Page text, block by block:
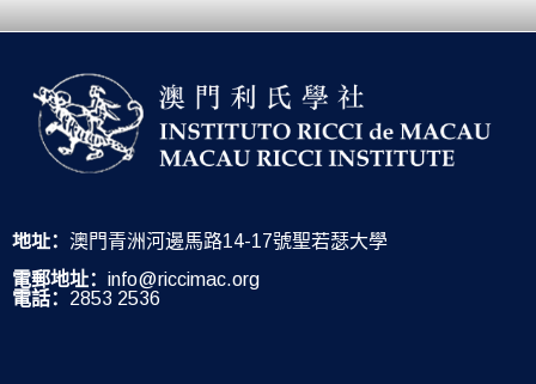
地址： 澳門青洲河邊馬路14-17號聖若瑟大學
電郵地址： info@riccimac.org
電話： 2853 2536